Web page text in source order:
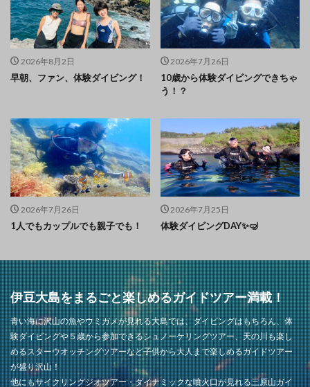
2026年8月2日
早朝、ファン、体験ダイビング！
2026年7月26日
10歳から体験ダイビングできちゃ
う！？
2026年7月26日
1人でもカップルでも親子でも！
2026年7月25日
体験ダイビングDAY✨🤿
伊豆大島をまるごと楽しめるガイドツアー満載！
青い海に沢山の魚やウミガメが見れる大島では、ダイビングはもちろん、体
験ダイビングや５歳から参加できるシュノーケリングツアー、天の川も楽し
めるスターウオッチングツアーなど子供から大人まで楽しめるガイドツアー
が盛り沢山！
他にもサイクリングジオツアー・ダイナミックな噴火口が見れる三原山ガイ